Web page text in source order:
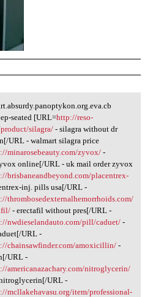
seated [URL=http://reso-
silagra/- silagra without dr
URL - walmart silagra price
minarosebeauty.com/zyvox/-
online[/URL - uk mail order zyvox
brisbaneandbeyond.com/placentrex-
inj. pills usa[/URL -
thrombosedexternalhemorrhoids.com/
- erectafil without pres[/URL -
nwdieselandauto.com/pill/caduet/-
URL -
chainsawfinder.com/amoxicillin/-
URL -
americanazachary.com/nitroglycerin/
URL -
mcllakehavasu.org/item/professional-